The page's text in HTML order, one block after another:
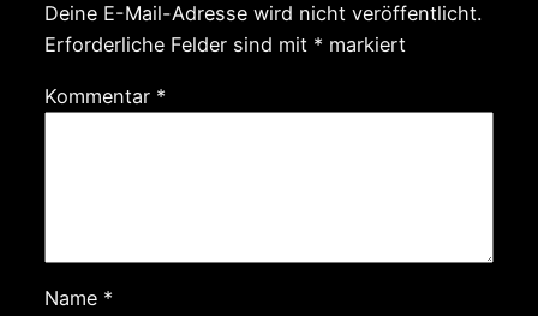
Deine E-Mail-Adresse wird nicht veröffentlicht.
Erforderliche Felder sind mit * markiert
Kommentar *
Name *